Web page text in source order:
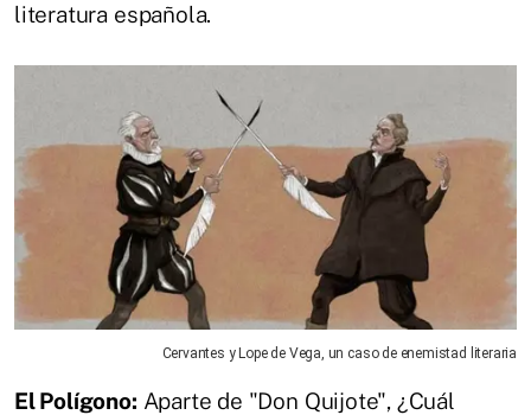
literatura española.
Cervantes y Lope de Vega, un caso de enemistad literaria
El Polígono: Aparte de "Don Quijote", ¿Cuál